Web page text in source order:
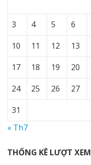
3
4 5 6
10
11 12 13
17
18 19 20
24
25 26 27
31
« Th7
THỐNG KÊ LƯỢT XEM